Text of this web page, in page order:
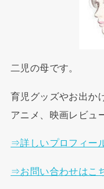
二児の母です。
育児グッズやお出か
アニメ、映画レビュ
⇒詳しいプロフィー
⇒お問い合わせはこ